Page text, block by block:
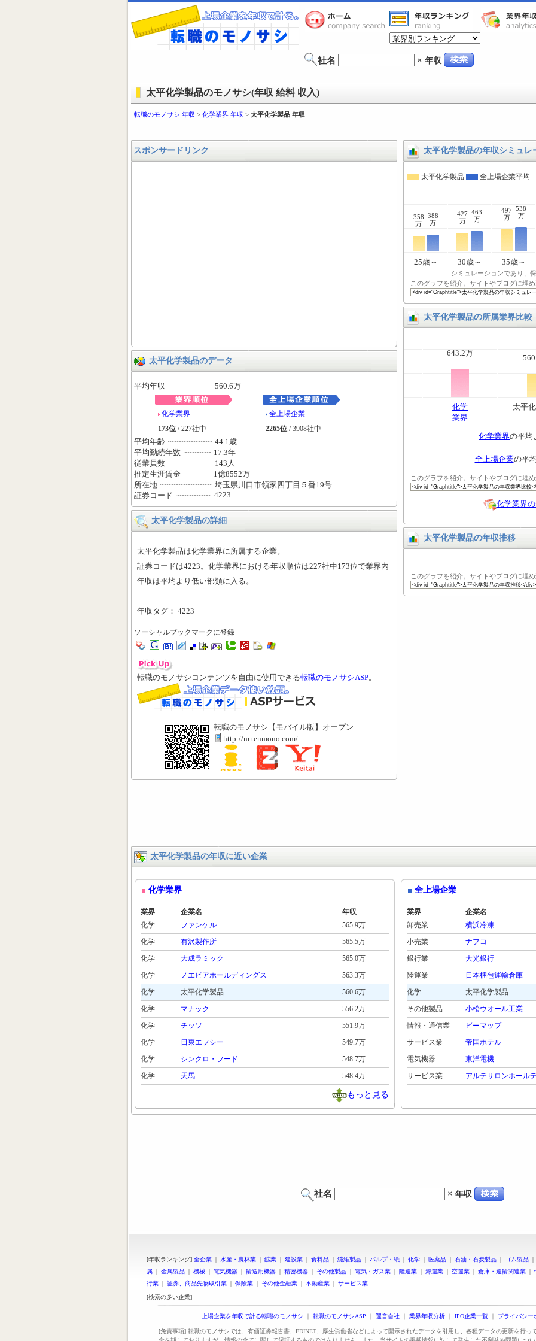
社名 × 年収
太平化学製品のモノサシ(年収 給料 収入)
転職のモノサシ 年収 > 化学業界 年収 > 太平化学製品 年収
スポンサードリンク
太平化学製品のデータ
平均年収 560.6万
化学業界
173位 / 227社中
全上場企業
2265位 / 3908社中
平均年齢
44.1歳
平均勤続年数
17.3年
従業員数
143人
推定生涯賃金
1億8552万
所在地
埼玉県川口市領家四丁目５番19号
証券コード
4223
太平化学製品の詳細
太平化学製品は化学業界に所属する企業。
証券コードは4223。化学業界における年収順位は227社中173位で業界内
年収は平均より低い部類に入る。
年収タグ： 4223
ソーシャルブックマークに登録
転職のモノサシコンテンツを自由に使用できる転職のモノサシASP。
転職のモノサシ【モバイル版】オープン
http://m.tenmono.com/
太平化学製品の年収シミュレ
太平化学製品 全上場企業平均
358
万
388
万
427
万
463
万
497
万
538
万
25歳～ 30歳～ 35歳～
シミュレーションであり、
このグラフを紹介。サイトやブログに埋
太平化学製品の所属業界比較
643.2万
化学
業界
太平
化学業界の平均
全上場企業の平
このグラフを紹介。サイトやブログに埋
化学業界
太平化学製品の年収推移
このグラフを紹介。サイトやブログに埋
太平化学製品の年収に近い企業
化学業界
業界 企業名
年収
化学
ファンケル
565.9万
化学
有沢製作所
565.5万
化学
大成ラミック
565.0万
化学
ノエビアホールディングス
563.3万
化学
太平化学製品
560.6万
化学
マナック
556.2万
化学
チッソ
551.9万
化学
日東エフシー
549.7万
化学
シンクロ・フード
548.7万
化学
天馬 548.4万
もっと見る
全上場企業
業界
企業名
卸売業
横浜冷凍
小売業
ナフコ
銀行業
大光銀行
陸運業
日本梱包運輸倉庫
化学
太平化学製品
その他製品
小松ウオール工業
情報・通信業
ビーマップ
サービス業
帝国ホテル
電気機器
東洋電機
サービス業
アルテサロンホール
社名 × 年収
[年収ランキング] 全企業 | 水産・農林業 | 鉱業 | 建設業 | 食料品 | 繊維製品 | パルプ・紙 | 化学 | 医薬品 | 石油・石炭製品 | ゴム製品
属 | 金属製品 | 機械 | 電気機器 | 輸送用機器 | 精密機器 | その他製品 | 電気・ガス業 | 陸運業 | 海運業 | 空運業 | 倉庫・運輸関連業 |
行業 | 証券、商品先物取引業 | 保険業 | その他金融業 | 不動産業 | サービス業
[検索の多い企業]
上場企業を年収で計る転職のモノサシ ｜ 転職のモノサシASP ｜ 運営会社 ｜ 業界年収分析 ｜ IPO企業一覧 ｜ プライバシー
[免責事項] 転職のモノサシでは、有価証券報告書、EDINET、厚生労働省などによって開示されたデータを引用し、各種データの更新を行っ